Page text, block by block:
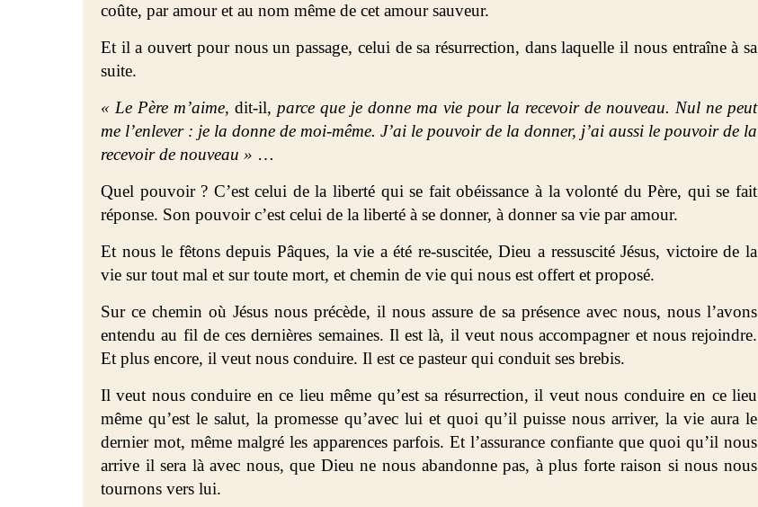
coûte, par amour et au nom même de cet amour sauveur.
Et il a ouvert pour nous un passage, celui de sa résurrection, dans laquelle il nous entraîne à sa
suite.
« Le Père m’aime, dit-il, parce que je donne ma vie pour la recevoir de nouveau. Nul ne peut
me l’enlever : je la donne de moi-même. J’ai le pouvoir de la donner, j’ai aussi le pouvoir de la
recevoir de nouveau » …
Quel pouvoir ? C’est celui de la liberté qui se fait obéissance à la volonté du Père, qui se fait
réponse. Son pouvoir c’est celui de la liberté à se donner, à donner sa vie par amour.
Et nous le fêtons depuis Pâques, la vie a été re-suscitée, Dieu a ressuscité Jésus, victoire de la
vie sur tout mal et sur toute mort, et chemin de vie qui nous est offert et proposé.
Sur ce chemin où Jésus nous précède, il nous assure de sa présence avec nous, nous l’avons
entendu au fil de ces dernières semaines. Il est là, il veut nous accompagner et nous rejoindre.
Et plus encore, il veut nous conduire. Il est ce pasteur qui conduit ses brebis.
Il veut nous conduire en ce lieu même qu’est sa résurrection, il veut nous conduire en ce lieu
même qu’est le salut, la promesse qu’avec lui et quoi qu’il puisse nous arriver, la vie aura le
dernier mot, même malgré les apparences parfois. Et l’assurance confiante que quoi qu’il nous
arrive il sera là avec nous, que Dieu ne nous abandonne pas, à plus forte raison si nous nous
tournons vers lui.